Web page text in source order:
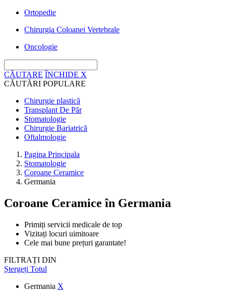
Ortopedie
Chirurgia Coloanei Vertebrale
Oncologie
CĂUTARE ÎNCHIDE X
CĂUTĂRI POPULARE
Chirurgie plastică
Transplant De Păr
Stomatologie
Chirurgie Bariatrică
Oftalmologie
Pagina Principala
Stomatologie
Coroane Ceramice
Germania
Coroane Ceramiceîn Germania
Primiți servicii medicale de top
Vizitați locuri uimitoare
Cele mai bune prețuri garantate!
FILTRAȚI DIN
Ștergeți Totul
Germania X